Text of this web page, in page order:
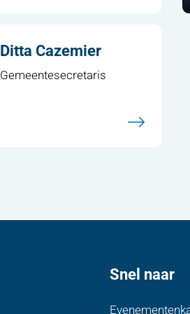
Ditta Cazemier
Gemeentesecretaris
Snel naar